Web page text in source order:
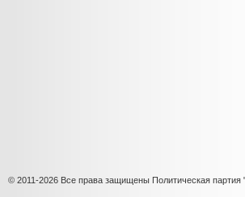
© 2011-2026 Все права защищены Политическая